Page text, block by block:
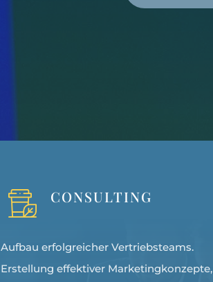
CONSULTING
Aufbau erfolgreicher Vertriebsteams.
Erstellung effektiver Marketingkonzepte,